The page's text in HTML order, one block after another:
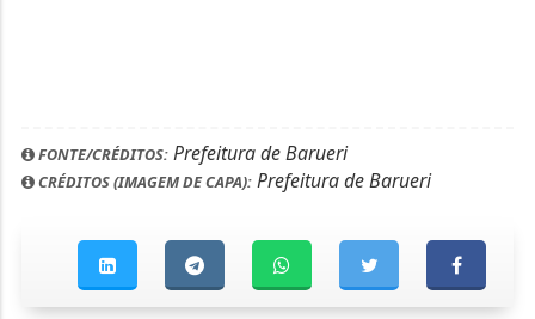
FONTE/CRÉDITOS:Prefeitura de Barueri
CRÉDITOS (IMAGEM DE CAPA):Prefeitura de Barueri